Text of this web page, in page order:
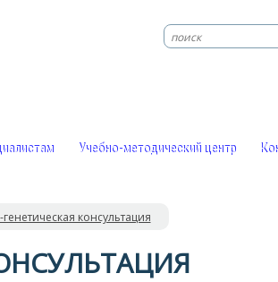
Учебно-методический центр
консультация